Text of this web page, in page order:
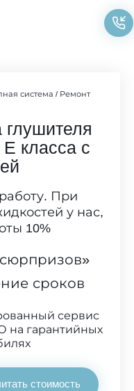
система / Ремонт
класса с
При
у нас,
10%
сроков
сервис
на гарантийных
стоимость